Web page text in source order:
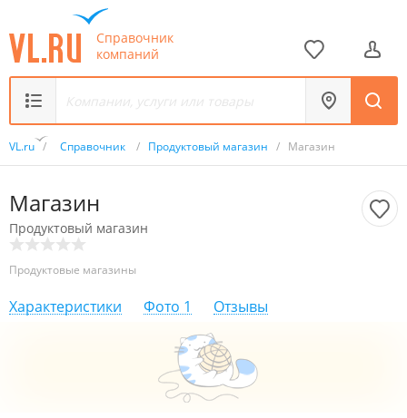
Справочник
компаний
VL.ru / Справочник / Продуктовый магазин / Магазин
Магазин
Продуктовый магазин
Продуктовые магазины
Характеристики Фото 1 Отзывы